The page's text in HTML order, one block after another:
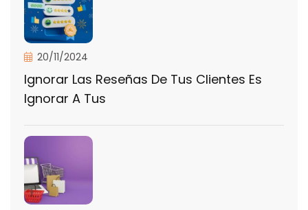
20/11/2024
Ignorar Las Reseñas De Tus Clientes Es
Ignorar A Tus